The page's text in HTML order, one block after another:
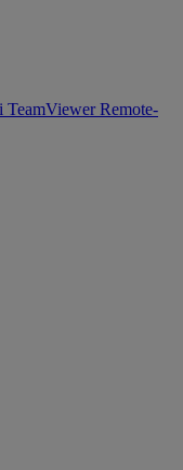
TeamViewer Remote-